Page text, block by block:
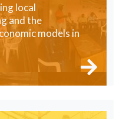
local
and the
models in